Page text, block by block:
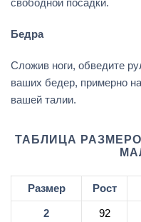
свободной посадки.
Бедра
Сложив ноги, обведите
ваших бедер, примерно
вашей талии.
ТАБЛИЦА
Размер Рост
2 92